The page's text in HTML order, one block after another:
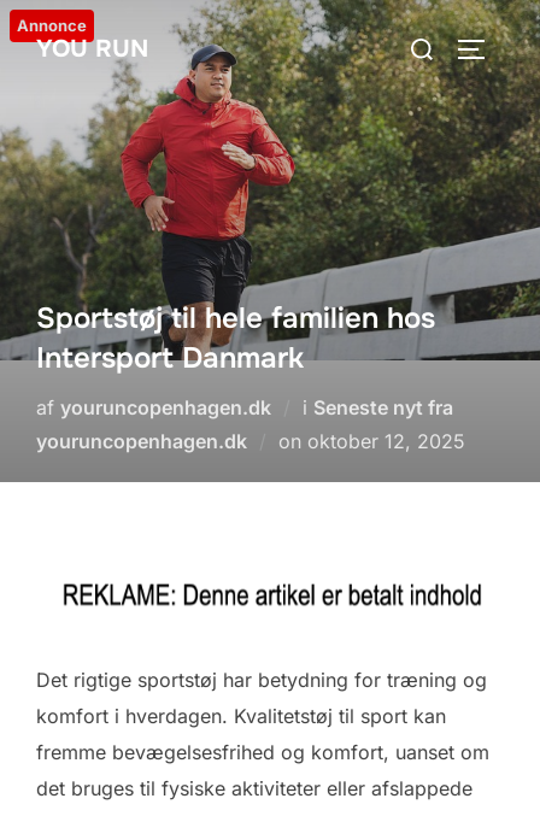
Videre
til
YOU RUN
Søg
efter:
SLÅ
Annonce
Sportstøj til hele familien hos
Intersport Danmark
af youruncopenhagen.dk i Seneste nyt fra
youruncopenhagen.dk
on Udgivet
oktober 12, 2025
Det rigtige sportstøj har betydning for træning og
komfort i hverdagen. Kvalitetstøj til sport kan
fremme bevægelsesfrihed og komfort, uanset om
det bruges til fysiske aktiviteter eller afslappede